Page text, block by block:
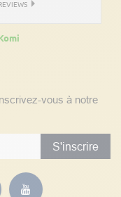
vous à notre
S'inscrire